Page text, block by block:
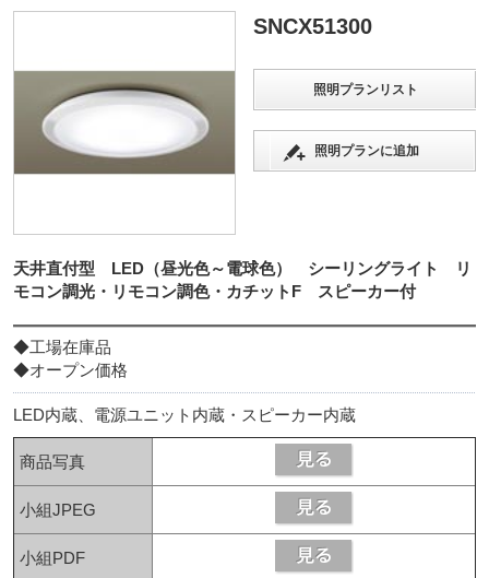
SNCX51300
照明プランリスト
照明プランに追加
天井直付型 LED（昼光色～電球色） シーリングライト リ
モコン調光・リモコン調色・カチットF スピーカー付
◆工場在庫品
◆オープン価格
LED内蔵、電源ユニット内蔵・スピーカー内蔵
商品写真
小組JPEG
小組PDF